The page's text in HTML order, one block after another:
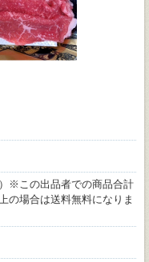
）※この出品者での商品合計
の場合は送料無料になりま